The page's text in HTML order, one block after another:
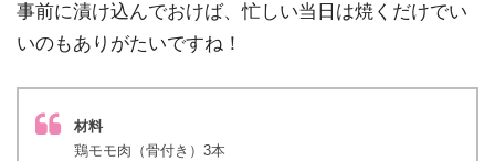
事前に漬け込んでおけば、忙しい当日は焼くだけでい
いのもありがたいですね！
材料
鶏モモ肉（骨付き）3本